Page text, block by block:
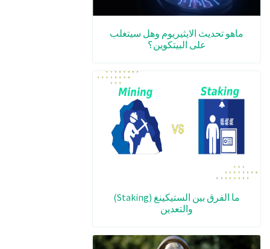
ماهو تحديث الايثيريوم وهل سيتغلب
على البيتكوين؟
ما الفرق بين الستيكينغ (Staking)
والتعدين